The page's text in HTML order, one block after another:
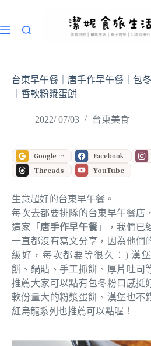
主
台東早午餐｜唐手作早午餐｜包
｜香軟粉漿蛋餅
2022/ 07/03 台東美食
Google 偏好來源 Facebook
Threads YouTube
生意超好的台東早午餐。
每次去都要排隊的台東早午餐店
這家「 唐手作早午餐 」，我們已
一直都沒有寫文分享，因為他們
級好，每次都要等很久：) 漢
餅、鍋貼、手工抓餅、厚片吐司
推薦大家可以點有包冬粉口感挺
軟份量大的粉漿蛋餅、漢堡也不
紅烏龍系列也推薦可以點喔！